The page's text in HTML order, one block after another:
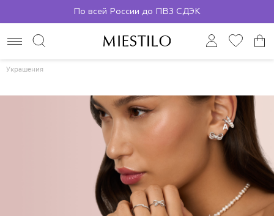
По всей России до ПВЗ СДЭК
Украшения